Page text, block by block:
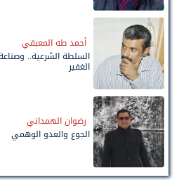
أحمد طه المعبقي
السلطة الشرعية..
الغفير
رضوان الهمداني
الجوع والعدو الوهمي